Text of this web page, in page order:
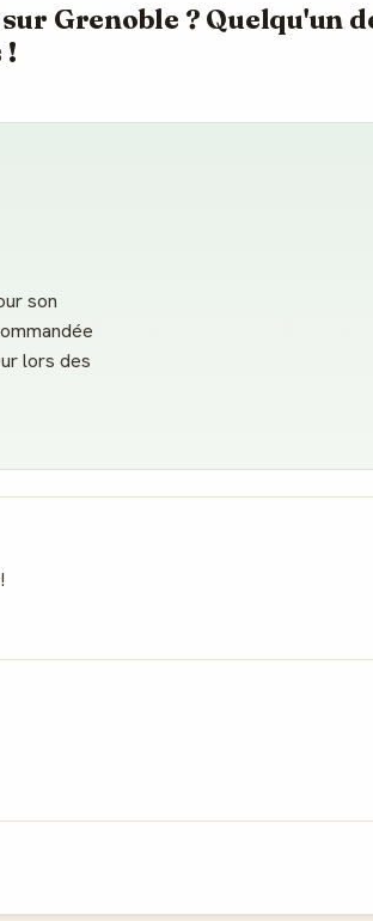
Grenoble ? Quelqu'un
!
son
lors des